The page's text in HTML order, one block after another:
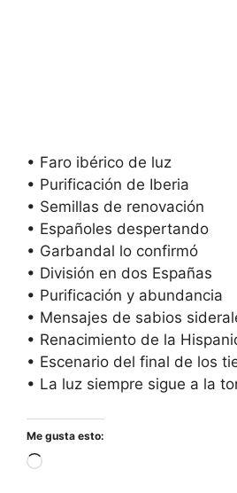
• Faro ibérico de luz
• Purificación de Iberia
• Semillas de renovación
• Españoles despertando
• Garbandal lo confirmó
• División en dos Españas
• Purificación y abundancia
• Mensajes de sabios
• Renacimiento de la
• Escenario del final de los
• La luz siempre sigue a la
Me gusta esto:
Cargando...